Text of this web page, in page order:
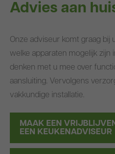
Advies aan
Onze adviseur komt graag bij
welke apparaten mogelijk zijn
denken met u mee over
aansluiting. Vervolgens
vakkundige installatie.
MAAK EEN
EEN KEUKENADVISEUR